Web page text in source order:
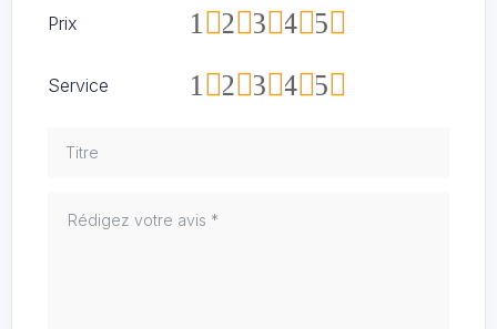
Prix 5
4
3
2
1
Service 5
4
3
2
1